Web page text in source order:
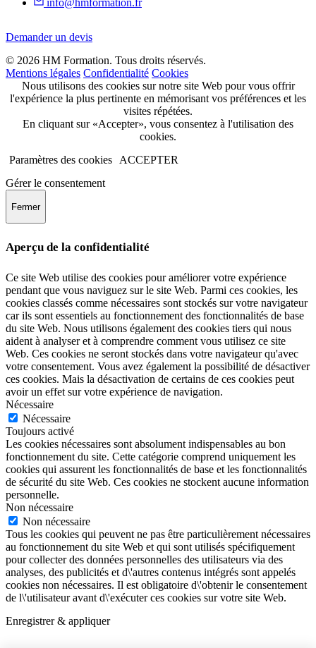
info@hmformation.fr
Demander un devis
© 2026 HM Formation. Tous droits réservés.
Mentions légales Confidentialité Cookies
Nous utilisons des cookies sur notre site Web pour vous offrir
l'expérience la plus pertinente en mémorisant vos préférences et les
visites répétées.
En cliquant sur «Accepter», vous consentez à l'utilisation des
cookies.
Paramètres des cookies ACCEPTER
Gérer le consentement
Fermer
Aperçu de la confidentialité
Ce site Web utilise des cookies pour améliorer votre expérience
pendant que vous naviguez sur le site Web. Parmi ces cookies, les
cookies classés comme nécessaires sont stockés sur votre navigateur
car ils sont essentiels au fonctionnement des fonctionnalités de base
du site Web. Nous utilisons également des cookies tiers qui nous
aident à analyser et à comprendre comment vous utilisez ce site
Web. Ces cookies ne seront stockés dans votre navigateur qu'avec
votre consentement. Vous avez également la possibilité de désactiver
ces cookies. Mais la désactivation de certains de ces cookies peut
avoir un effet sur votre expérience de navigation.
Nécessaire
Nécessaire
Toujours activé
Les cookies nécessaires sont absolument indispensables au bon
fonctionnement du site. Cette catégorie comprend uniquement les
cookies qui assurent les fonctionnalités de base et les fonctionnalités
de sécurité du site Web. Ces cookies ne stockent aucune information
personnelle.
Non nécessaire
Non nécessaire
Tous les cookies qui peuvent ne pas être particulièrement nécessaires
au fonctionnement du site Web et qui sont utilisés spécifiquement
pour collecter des données personnelles des utilisateurs via des
analyses, des publicités et d\'autres contenus intégrés sont appelés
cookies non nécessaires. Il est obligatoire d\'obtenir le consentement
de l\'utilisateur avant d\'exécuter ces cookies sur votre site Web.
Enregistrer & appliquer